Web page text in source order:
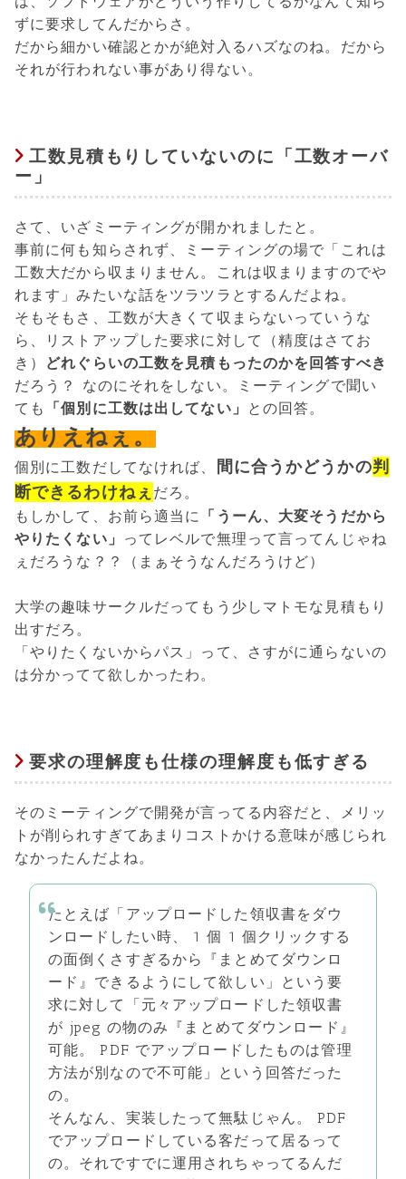
ずに要求してんだからさ。
だから細かい確認とかが絶対入るハズなのね。だから
それが行われない事があり得ない。
工数見積もりしていないのに「工数オーバ
ー」
さて、いざミーティングが開かれましたと。
事前に何も知らされず、ミーティングの場で「これは
工数大だから収まりません。これは収まりますのでや
れます」みたいな話をツラツラとするんだよね。
そもそもさ、工数が大きくて収まらないっていうな
ら、リストアップした要求に対して（精度はさてお
き） どれぐらいの工数を見積もったのかを回答すべき
だろう？ なのにそれをしない。ミーティングで聞い
ても
「個別に工数は出してない」 との回答。
ありえねぇ。
個別に工数だしてなければ、 間に合うかどうかの判
断できるわけねぇ だろ。
もしかして、お前ら適当に
「うーん、大変そうだから
やりたくない」
ってレベルで無理って言ってんじゃね
ぇだろうな？？（まぁそうなんだろうけど）
大学の趣味サークルだってもう少しマトモな見積もり
出すだろ。
「やりたくないからパス」って、さすがに通らないの
は分かってて欲しかったわ。
要求の理解度も仕様の理解度も低すぎる
そのミーティングで開発が言ってる内容だと、メリッ
トが削られすぎてあまりコストかける意味が感じられ
なかったんだよね。
たとえば「アップロードした領収書をダウ
ンロードしたい時、 1 個 1 個クリックする
の面倒くさすぎるから『まとめてダウンロ
ード』できるようにして欲しい」という要
求に対して「元々アップロードした領収書
が jpeg の物のみ『まとめてダウンロード』
可能。 PDF でアップロードしたものは管理
方法が別なので不可能」という回答だった
の。
そんなん、実装したって無駄じゃん。 PDF
でアップロードしている客だって居るって
の。それですでに運用されちゃってるんだ